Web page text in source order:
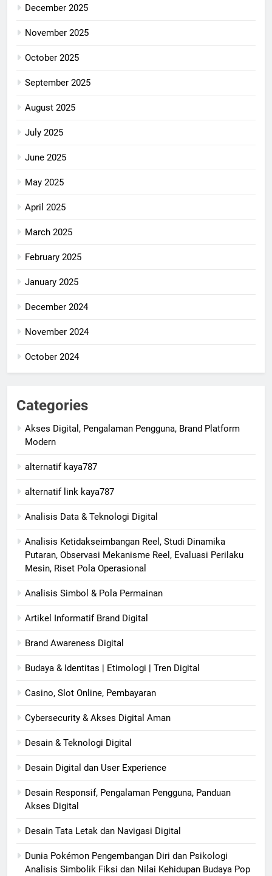
December 2025
November 2025
October 2025
September 2025
August 2025
July 2025
June 2025
May 2025
April 2025
March 2025
February 2025
January 2025
December 2024
November 2024
October 2024
Categories
Akses Digital, Pengalaman Pengguna, Brand Platform
Modern
alternatif kaya787
alternatif link kaya787
Analisis Data & Teknologi Digital
Analisis Ketidakseimbangan Reel, Studi Dinamika
Putaran, Observasi Mekanisme Reel, Evaluasi Perilaku
Mesin, Riset Pola Operasional
Analisis Simbol & Pola Permainan
Artikel Informatif Brand Digital
Brand Awareness Digital
Budaya & Identitas | Etimologi | Tren Digital
Casino, Slot Online, Pembayaran
Cybersecurity & Akses Digital Aman
Desain & Teknologi Digital
Desain Digital dan User Experience
Desain Responsif, Pengalaman Pengguna, Panduan
Akses Digital
Desain Tata Letak dan Navigasi Digital
Dunia Pokémon Pengembangan Diri dan Psikologi
Analisis Simbolik Fiksi dan Nilai Kehidupan Budaya Pop